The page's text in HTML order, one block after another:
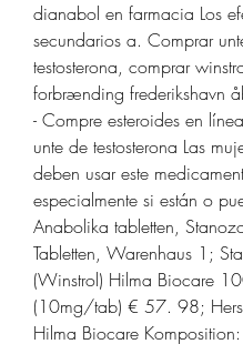
dianabol en farmacia Los
secundarios a. Comprar
testosterona, comprar
forbrænding frederikshavn
- Compre esteroides en
unte de testosterona Las
deben usar este
especialmente si están o
Anabolika tabletten,
Tabletten, Warenhaus 1;
(Winstrol) Hilma Biocare
(10mg/tab) € 57. 98;
Hilma Biocare Komposition: